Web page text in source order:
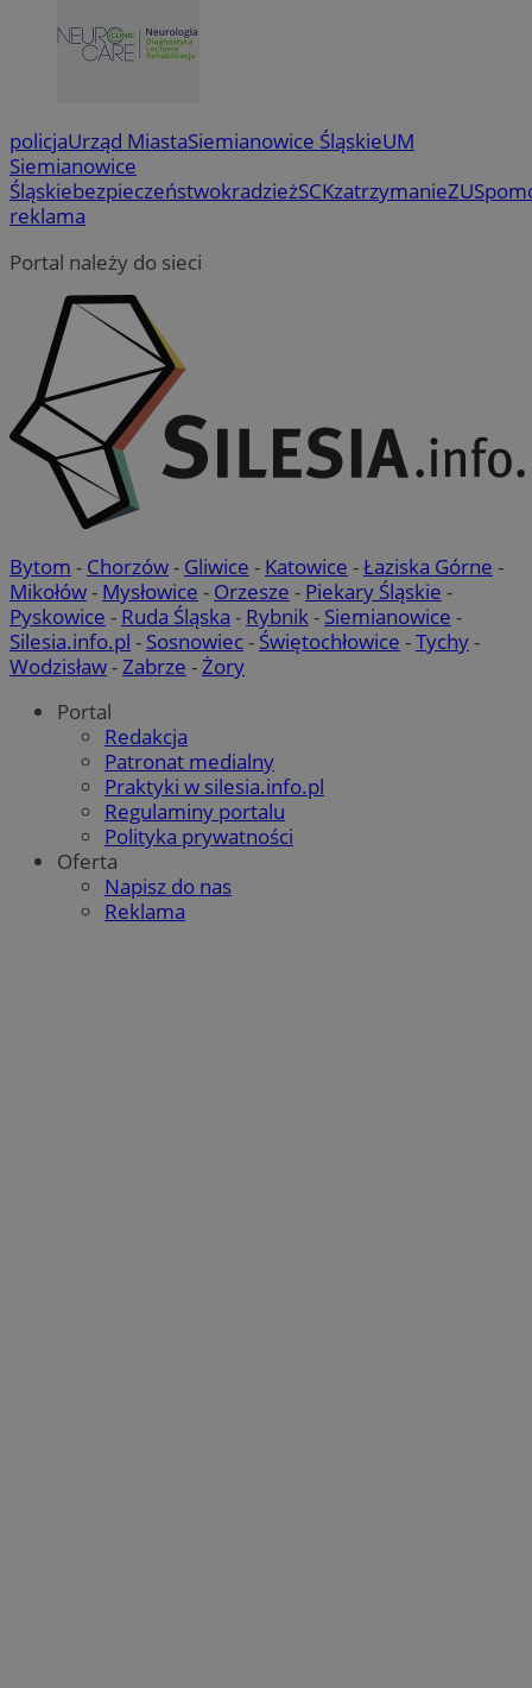
policjaUrząd MiastaSiemianowice ŚląskieUM
Siemianowice
ŚląskiebezpieczeństwokradzieżSCKzatrzymanieZUS
reklama
Portal należy do sieci
Bytom - Chorzów- Gliwice - Katowice -Łaziska Górne -
Mikołów- Mysłowice - Orzesze - Piekary Śląskie -
Pyskowice - Ruda Śląska - Rybnik- Siemianowice -
Silesia.info.pl - Sosnowiec- Świętochłowice -Tychy-
Wodzisław-Zabrze -Żory
Portal
Redakcja
Patronat medialny
Praktyki w silesia.info.pl
Regulaminy portalu
Polityka prywatności
Oferta
Napisz do nas
Reklama